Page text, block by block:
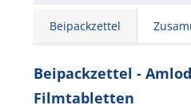
Beipackzettel
Beipackzettel -
Filmtabletten